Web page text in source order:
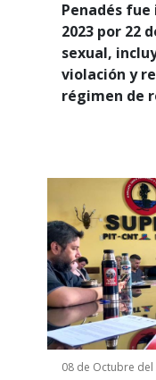
Penadés
2023 por 22
sexual,
violación y
régimen de
08 de Octubre del